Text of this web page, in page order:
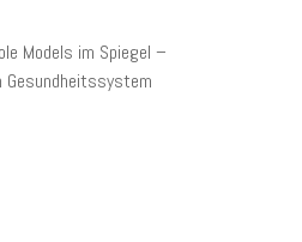
Models im Spiegel –
Gesundheitssystem